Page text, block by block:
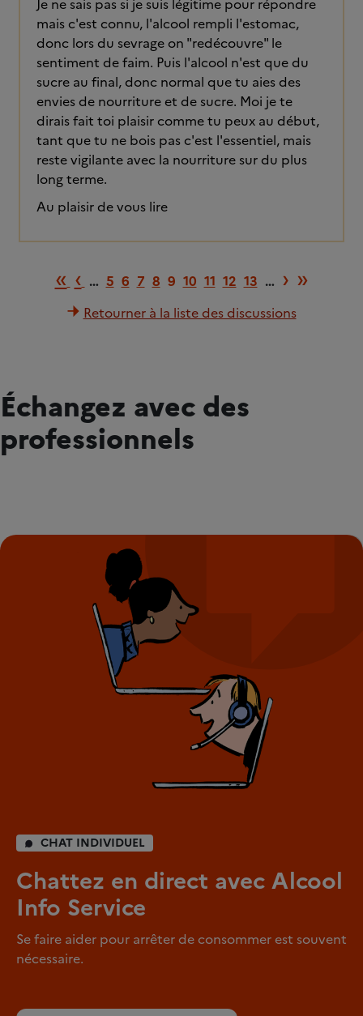
Je ne sais pas si je suis légitime pour répondre
mais c'est connu, l'alcool rempli l'estomac,
donc lors du sevrage on "redécouvre" le
sentiment de faim. Puis l'alcool n'est que du
sucre au final, donc normal que tu aies des
envies de nourriture et de sucre. Moi je te
dirais fait toi plaisir comme tu peux au début,
tant que tu ne bois pas c'est l'essentiel, mais
reste vigilante avec la nourriture sur du plus
long terme.
Au plaisir de vous lire
Première page
« Page précédente
‹ … 5 6 7 8 9 10 11 12 13 … Page
› »
Retourner à la liste des discussions
Échangez avec des
professionnels
CHAT INDIVIDUEL
Chattez en direct avec Alcool
Info Service
Se faire aider pour arrêter de consommer est souvent
nécessaire.